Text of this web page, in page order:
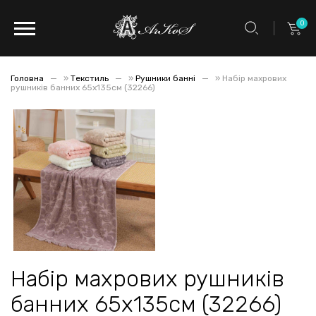
0
Головна » Текстиль » Рушники банні » Набір махрових
рушників банних 65х135см (32266)
Набір махрових рушників
банних 65х135см (32266)